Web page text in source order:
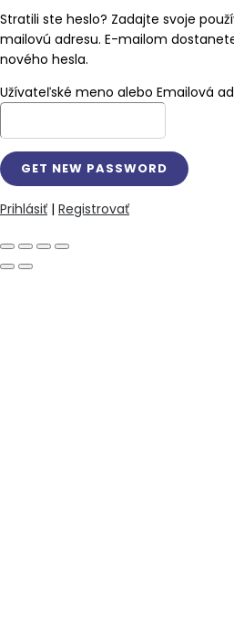
Stratili ste heslo? Zadajte svoje
mailovú adresu. E-mailom
nového hesla.
Užívateľské meno alebo Emailová
Prihlásiť | Registrovať